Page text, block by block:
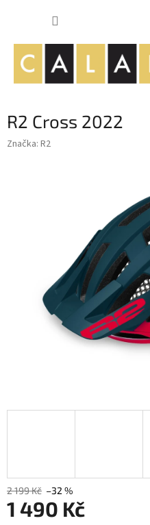
R2 Cross 2022
Značka: R2
2 199 Kč –32 %
1 490 Kč